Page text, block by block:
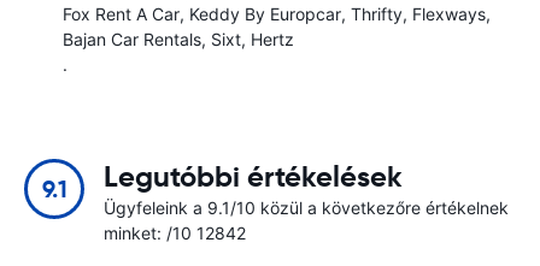
Fox Rent A Car Keddy By Europcar Thrifty Flexways
Bajan Car Rentals Sixt Hertz
.
9.1 Legutóbbi értékelések
Ügyfeleink a 9.1/10 közül a következőre értékelnek
minket: /10 12842